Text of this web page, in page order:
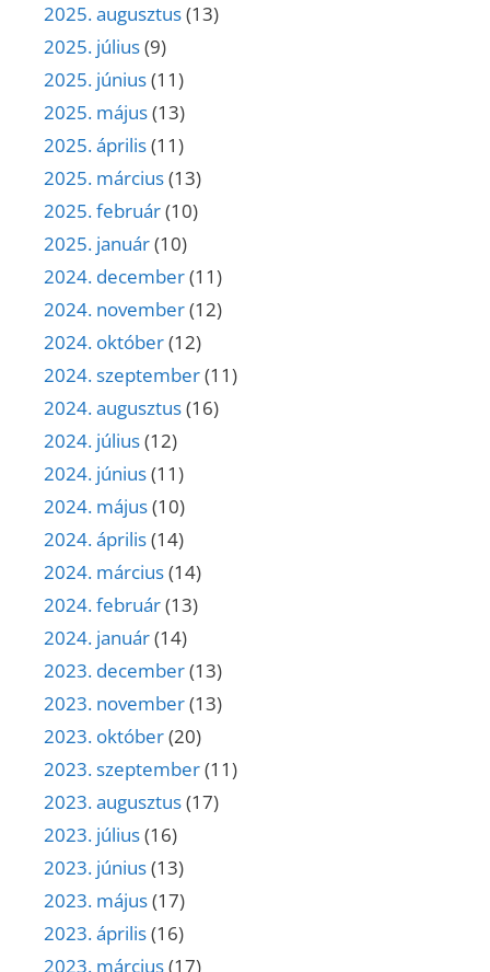
2025. augusztus(13)
2025. július(9)
2025. június(11)
2025. május(13)
2025. április(11)
2025. március(13)
2025. február(10)
2025. január(10)
2024. december(11)
2024. november(12)
2024. október(12)
2024. szeptember(11)
2024. augusztus(16)
2024. július(12)
2024. június(11)
2024. május(10)
2024. április(14)
2024. március(14)
2024. február(13)
2024. január(14)
2023. december(13)
2023. november(13)
2023. október(20)
2023. szeptember(11)
2023. augusztus(17)
2023. július(16)
2023. június(13)
2023. május(17)
2023. április(16)
2023. március(17)